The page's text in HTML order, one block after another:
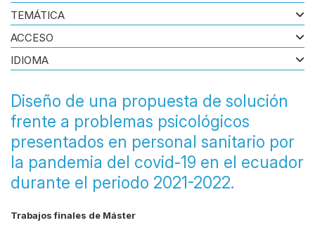
Diseño de una propuesta de solución
frente a problemas psicológicos
presentados en personal sanitario por
la pandemia del covid-19 en el ecuador
durante el periodo 2021-2022.
Trabajos finales de Máster
TEMÁTICA
ACCESO
IDIOMA